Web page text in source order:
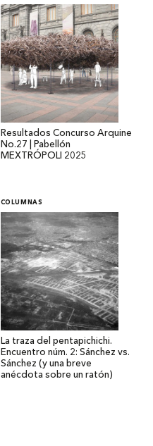
Resultados Concurso Arquine
No.27 | Pabellón
MEXTRÓPOLI 2025
COLUMNAS
La traza del pentapichichi.
Encuentro núm. 2: Sánchez vs.
Sánchez (y una breve
anécdota sobre un ratón)